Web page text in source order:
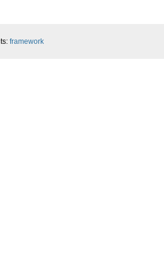
framework